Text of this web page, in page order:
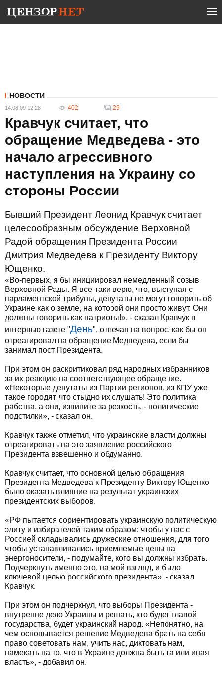
НОВОСТИ
14.08.09 12:28 402 29
Кравчук считает, что
обращение Медведева - это
начало агрессивного
наступления на Украину со
стороны России
Бывший Президент Леонид Кравчук считает
целесообразным обсуждение Верховной
Радой обращения Президента России
Дмитрия Медведева к Президенту Виктору
Ющенко.
«Во-первых, я бы инициировал немедленный созыв
Верховной Рады. Я все-таки верю, что, выступая с
парламентской трибуны, депутаты не могут говорить об
Украине как о земле, на которой они просто живут. Они
должны говорить как патриоты!», - сказал Кравчук в
интервью газете "День", отвечая на вопрос, как бы он
отреагировал на обращение Медведева, если бы
занимал пост Президента.
При этом он раскритиковал ряд народных избранников
за их реакцию на соответствующее обращение.
«Некоторые депутаты из Партии регионов, из КПУ уже
такое городят, что стыдно их слушать! Это политика
рабства, а они, извините за резкость, - политические
подстилки», - сказал он.
Кравчук также отметил, что украинские власти должны
отреагировать на это заявление российского
Президента взвешенно и обдуманно.
Кравчук считает, что основной целью обращения
Президента Медведева к Президенту Виктору Ющенко
было оказать влияние на результат украинских
президентских выборов.
«РФ пытается сориентировать украинскую политическую
элиту и избирателей таким образом: чтобы у нас с
Россией складывались дружеские отношения, для того
чтобы устанавливались приемлемые цены на
энергоносители, - подумайте, кого вы должны избрать.
Подчеркнуть именно это, на мой взгляд, и было
ключевой целью российского президента», - сказал
Кравчук.
При этом он подчеркнул, что выборы Президента -
внутренне дело Украины и решать, кто будет главой
государства, будет украинский народ. «Непонятно, на
чем основывается решение Медведева брать на себя
право советовать нам, учить нас, диктовать нам,
намекать на то, что в Украине должна быть та или иная
власть», - добавил он.